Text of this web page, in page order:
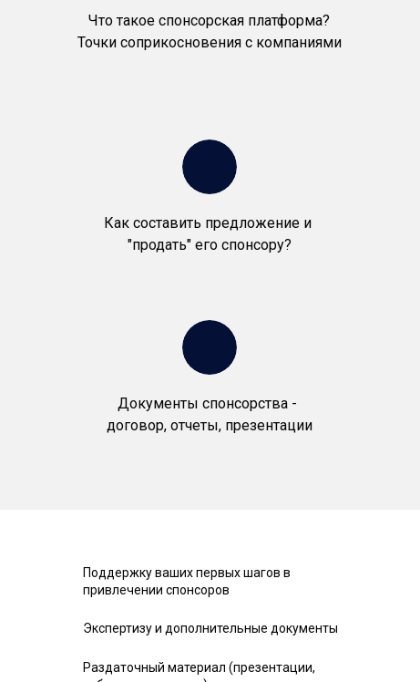
Что такое спонсорская платформа?
Точки соприкосновения с компаниями
Как составить предложение и
"продать" его спонсору?
Документы спонсорства -
договор, отчеты, презентации
Поддержку ваших первых шагов в
привлечении спонсоров
Экспертизу и дополнительные документы
Раздаточный материал (презентации,